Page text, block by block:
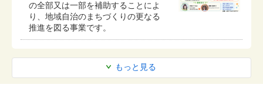
もっと見る
の全部又は一部を補助することによ
り、地域自治のまちづくりの更なる
推進を図る事業です。